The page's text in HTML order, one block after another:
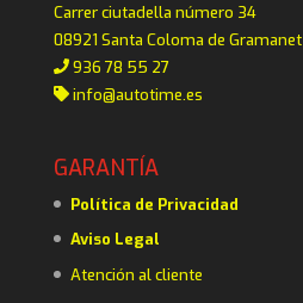
Carrer ciutadella número 34
08921 Santa Coloma de Gramanet
936 78 55 27
info@autotime.es
GARANTÍA
Política de Privacidad
Aviso Legal
Atención al cliente